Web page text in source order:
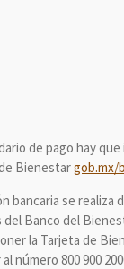
de pago hay que
Bienestargob.mx/
bancaria se realiza
Banco del
la Tarjeta de
número 800 900